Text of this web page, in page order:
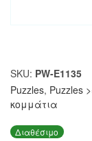
SKU: PW-E1135
Puzzles, Puzzles
κομμάτια
Διαθέσιμο